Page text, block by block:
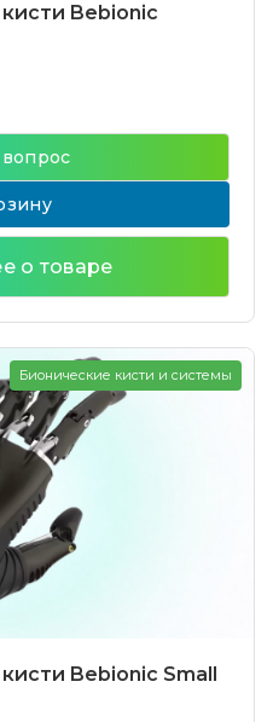
Bebionic
вопрос
о товаре
Bebionic Small
Бионические кисти и системы